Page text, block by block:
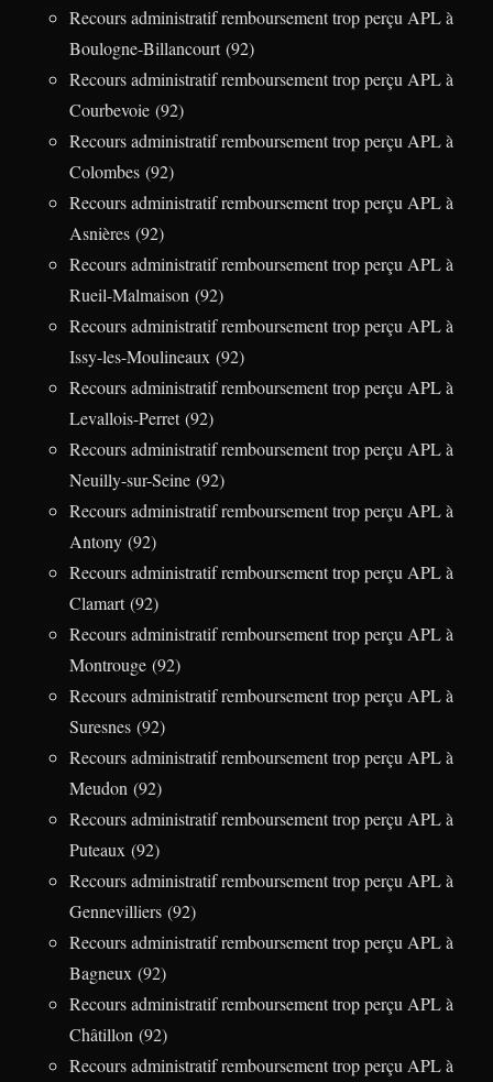
Recours administratif remboursement trop perçu APL à
Boulogne-Billancourt (92)
Recours administratif remboursement trop perçu APL à
Courbevoie (92)
Recours administratif remboursement trop perçu APL à
Colombes (92)
Recours administratif remboursement trop perçu APL à
Asnières (92)
Recours administratif remboursement trop perçu APL à
Rueil-Malmaison (92)
Recours administratif remboursement trop perçu APL à
Issy-les-Moulineaux (92)
Recours administratif remboursement trop perçu APL à
Levallois-Perret (92)
Recours administratif remboursement trop perçu APL à
Neuilly-sur-Seine (92)
Recours administratif remboursement trop perçu APL à
Antony (92)
Recours administratif remboursement trop perçu APL à
Clamart (92)
Recours administratif remboursement trop perçu APL à
Montrouge (92)
Recours administratif remboursement trop perçu APL à
Suresnes (92)
Recours administratif remboursement trop perçu APL à
Meudon (92)
Recours administratif remboursement trop perçu APL à
Puteaux (92)
Recours administratif remboursement trop perçu APL à
Gennevilliers (92)
Recours administratif remboursement trop perçu APL à
Bagneux (92)
Recours administratif remboursement trop perçu APL à
Châtillon (92)
Recours administratif remboursement trop perçu APL à